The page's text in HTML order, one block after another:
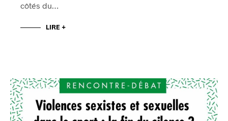
côtés du…
LIRE +